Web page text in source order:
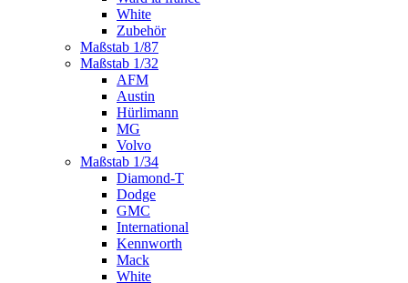
White
Zubehör
Maßstab 1/87
Maßstab 1/32
AFM
Austin
Hürlimann
MG
Volvo
Maßstab 1/34
Diamond-T
Dodge
GMC
International
Kennworth
Mack
White